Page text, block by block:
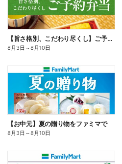
【旨さ格別、こだわり尽くし】ご予約弁当
8月3日 ～8月10日
【お中元】夏の贈り物をファミマで
8月3日 ～8月10日